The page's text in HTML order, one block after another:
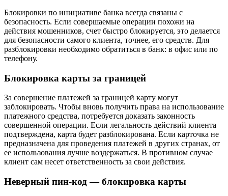
Блокировки по инициативе банка всегда связаны с
безопасность. Если совершаемые операции похожи на
действия мошенников, счет быстро блокируется, это делается
для безопасности самого клиента, точнее, его средств. Для
разблокировки необходимо обратиться в банк: в офис или по
телефону.
Блокировка карты за границей
За совершение платежей за границей карту могут
заблокировать. Чтобы вновь получить права на использование
платежного средства, потребуется доказать законность
совершенной операции. Если легальность действий клиента
подтверждена, карта будет разблокирована. Если карточка не
предназначена для проведения платежей в других странах, от
ее использования лучше воздержаться. В противном случае
клиент сам несет ответственность за свои действия.
Неверный пин-код — блокировка карты